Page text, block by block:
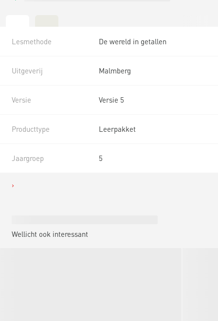
Lesmethode De wereld in getallen
Uitgeverij Malmberg
Versie Versie 5
Producttype Leerpakket
Jaargroep 5
Wellicht ook interessant